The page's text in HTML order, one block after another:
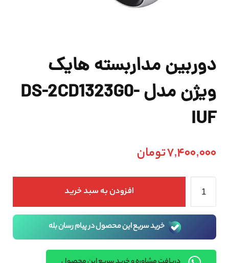
دوربین مداربسته هایک
ویژن مدل DS-2CD1323G0-
IUF
7,400,000تومان
افزودن به سبد خرید
خرید سریع این محصول در پیام رسان بله